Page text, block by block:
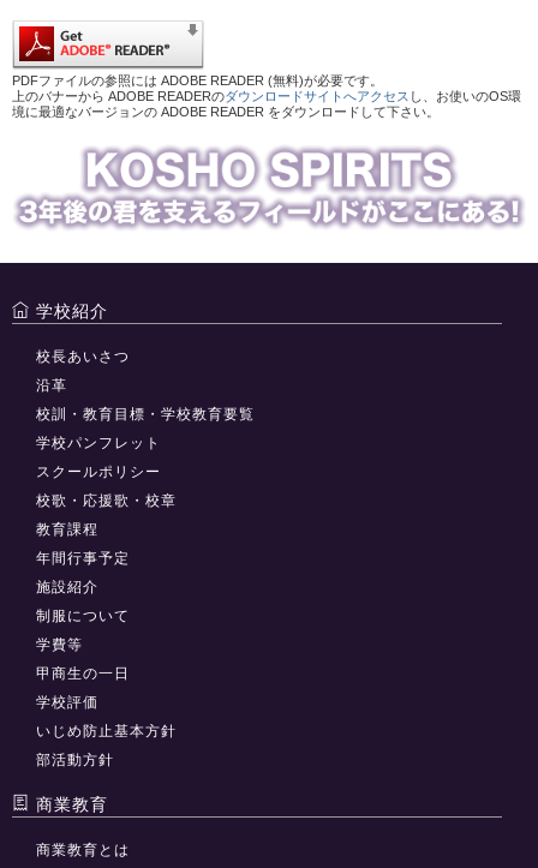
PDFファイルの参照には ADOBE READER (無料)が必要です。
上のバナーから ADOBE READERのダウンロードサイトへアクセス し、お使いのOS環
境に最適なバージョンの ADOBE READER をダウンロードして下さい。
学校紹介
校長あいさつ
沿革
校訓・教育目標・学校教育要覧
学校パンフレット
スクールポリシー
校歌・応援歌・校章
教育課程
年間行事予定
施設紹介
制服について
学費等
甲商生の一日
学校評価
いじめ防止基本方針
部活動方針
商業教育
商業教育とは